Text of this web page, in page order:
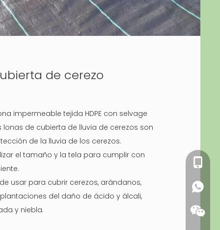
de cerezo
impermeable tejida HDPE con selvage
lonas de cubierta de lluvia de cerezos son
de la lluvia de los cerezos.
el tamaño y la tela para cumplir con
usar para cubrir cerezos, arándanos,
del daño de ácido y álcali,
y niebla.
+86
+86